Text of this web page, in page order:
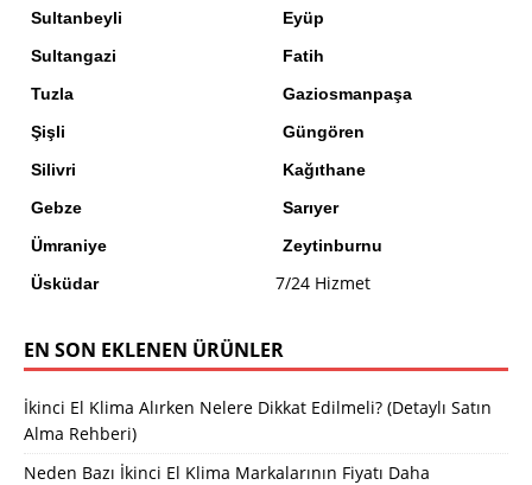
Sultanbeyli
Sultangazi
Tuzla
Şişli
Silivri
Gebze
Ümraniye
Üsküdar
Eyüp
Fatih
Gaziosmanpaşa
Güngören
Kağıthane
Sarıyer
Zeytinburnu
7/24 Hizmet
EN SON EKLENEN ÜRÜNLER
İkinci El Klima Alırken Nelere Dikkat Edilmeli? (Detaylı Satın
Alma Rehberi)
Neden Bazı İkinci El Klima Markalarının Fiyatı Daha